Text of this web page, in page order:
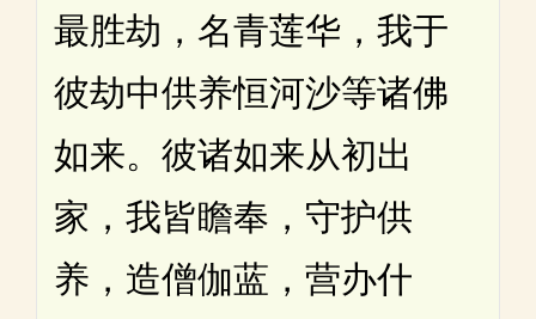
最胜劫，名青莲华，我于
彼劫中供养恒河沙等诸佛
如来。彼诸如来从初出
家，我皆瞻奉，守护供
养，造僧伽蓝，营办什